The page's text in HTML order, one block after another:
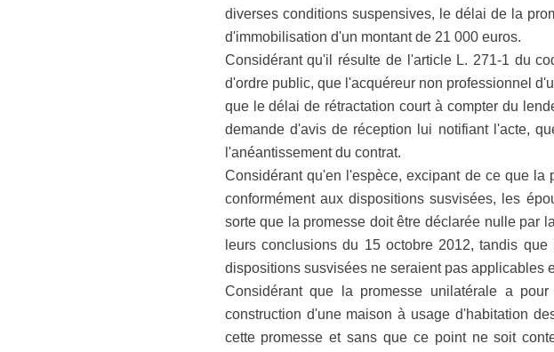
diverses conditions suspensives, le délai de la
d'immobilisation d'un montant de 21 000 euros.
Considérant qu'il résulte de l'article L. 271-1 du
d'ordre public, que l'acquéreur non professionnel
que le délai de rétractation court à compter du
demande d'avis de réception lui notifiant l'acte,
l'anéantissement du contrat.
Considérant qu'en l'espèce, excipant de ce que
conformément aux dispositions susvisées, les
sorte que la promesse doit être déclarée nulle par
leurs conclusions du 15 octobre 2012, tandis
dispositions susvisées ne seraient pas applicables
Considérant que la promesse unilatérale a
construction d'une maison à usage d'habitation
cette promesse et sans que ce point ne soit